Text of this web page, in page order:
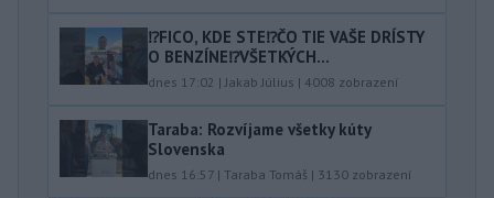
⁉️FICO, KDE STE⁉️ČO TIE VAŠE DRÍSTY
O BENZÍNE⁉️VŠETKÝCH...
dnes 17:02 |Jakab Július | 4008 zobrazení
Taraba: Rozvíjame všetky kúty
Slovenska
dnes 16:57 | Taraba Tomáš | 3130 zobrazení